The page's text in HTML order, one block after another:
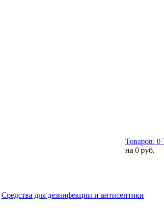
Товаров: 0
на 0 руб.
Средства для дезинфекции и антисептики